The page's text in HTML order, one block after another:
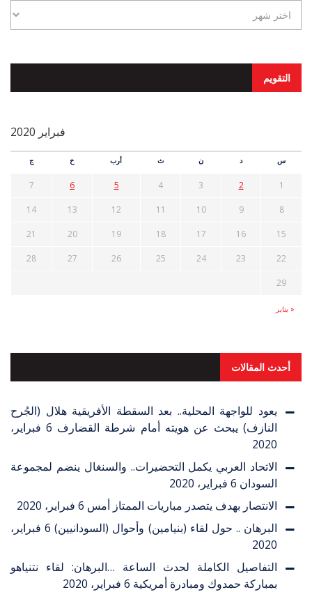
التقويم
فبراير 2020
س د ن ث أرب خ ج
« يناير
1
2
3
4
5
6
7
8
9
10
11
12
13
14
15
16
17
18
19
20
21
22
23
24
25
26
27
28
29
أحدث المقالات
يعود للواجهة المحلية.. بعد السقطة الأفريقية هلال (الجُرح
النازف) يبحث عن هويته أمام شرطة القضارف
6 فبراير،
2020
الاتحاد العربي يكمل التحضيرات.. والسنغال ينضم لمجموعة
السودان 6 فبراير، 2020
الانتصار بهدف يتصدر مباريات الممتاز أمس 6 فبراير، 2020
البرهان .. حول لقاء (بنيامين) وأحوال (السودانيين)
6 فبراير،
2020
التفاصيل الكاملة لحدث الساعة …البرهان: لقاء نتنياهو
بمباركة حمدوك ومبادرة أمريكية 6 فبراير، 2020